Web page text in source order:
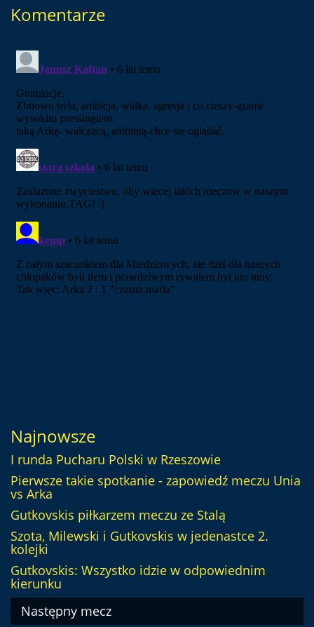
Komentarze
Najnowsze
I runda Pucharu Polski w Rzeszowie
Pierwsze takie spotkanie - zapowiedź meczu Unia
vs Arka
Gutkovskis piłkarzem meczu ze Stalą
Szota, Milewski i Gutkovskis w jedenastce 2.
kolejki
Gutkovskis: Wszystko idzie w odpowiednim
kierunku
Następny mecz